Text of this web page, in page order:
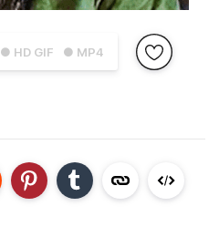
● HD GIF ● MP4